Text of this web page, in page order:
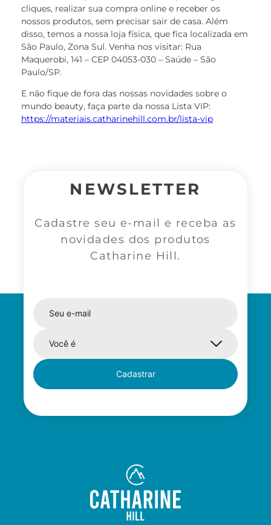
cliques, realizar sua compra online e receber os
nossos produtos, sem precisar sair de casa. Além
disso, temos a nossa loja física, que fica localizada em
São Paulo, Zona Sul. Venha nos visitar: Rua
Maquerobi, 141 – CEP 04053-030 – Saúde – São
Paulo/SP.
E não fique de fora das nossas novidades sobre o
mundo beauty, faça parte da nossa Lista VIP:
https://materiais.catharinehill.com.br/lista-vip
NEWSLETTER
Cadastre seu e-mail e receba as
novidades dos produtos
Catharine Hill.
Cadastrar